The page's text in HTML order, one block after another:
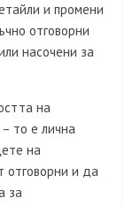
и промени
отговорни
насочени за
на
то е лична
на
отговорни и да
за